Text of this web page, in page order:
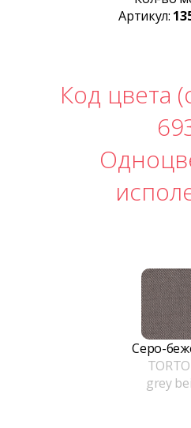
Артикул:
Код цвета
Серо-
grey